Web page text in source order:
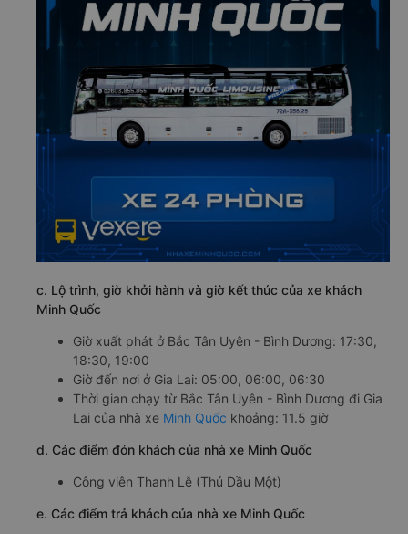
c. Lộ trình, giờ khởi hành và giờ kết thúc của xe khách
Minh Quốc
Giờ xuất phát ở Bắc Tân Uyên - Bình Dương: 17:30,
18:30, 19:00
Giờ đến nơi ở Gia Lai: 05:00, 06:00, 06:30
Thời gian chạy từ Bắc Tân Uyên - Bình Dương đi Gia
Lai của nhà xe Minh Quốc khoảng: 11.5 giờ
d. Các điểm đón khách của nhà xe Minh Quốc
Công viên Thanh Lễ (Thủ Dầu Một)
e. Các điểm trả khách của nhà xe Minh Quốc